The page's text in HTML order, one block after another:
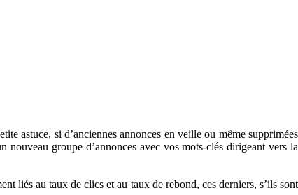
astuce, si d’anciennes annonces en veille ou même supprimées
nouveau groupe d’annonces avec vos mots-clés dirigeant vers la
liés au taux de clics et au taux de rebond, ces derniers, s’ils sont